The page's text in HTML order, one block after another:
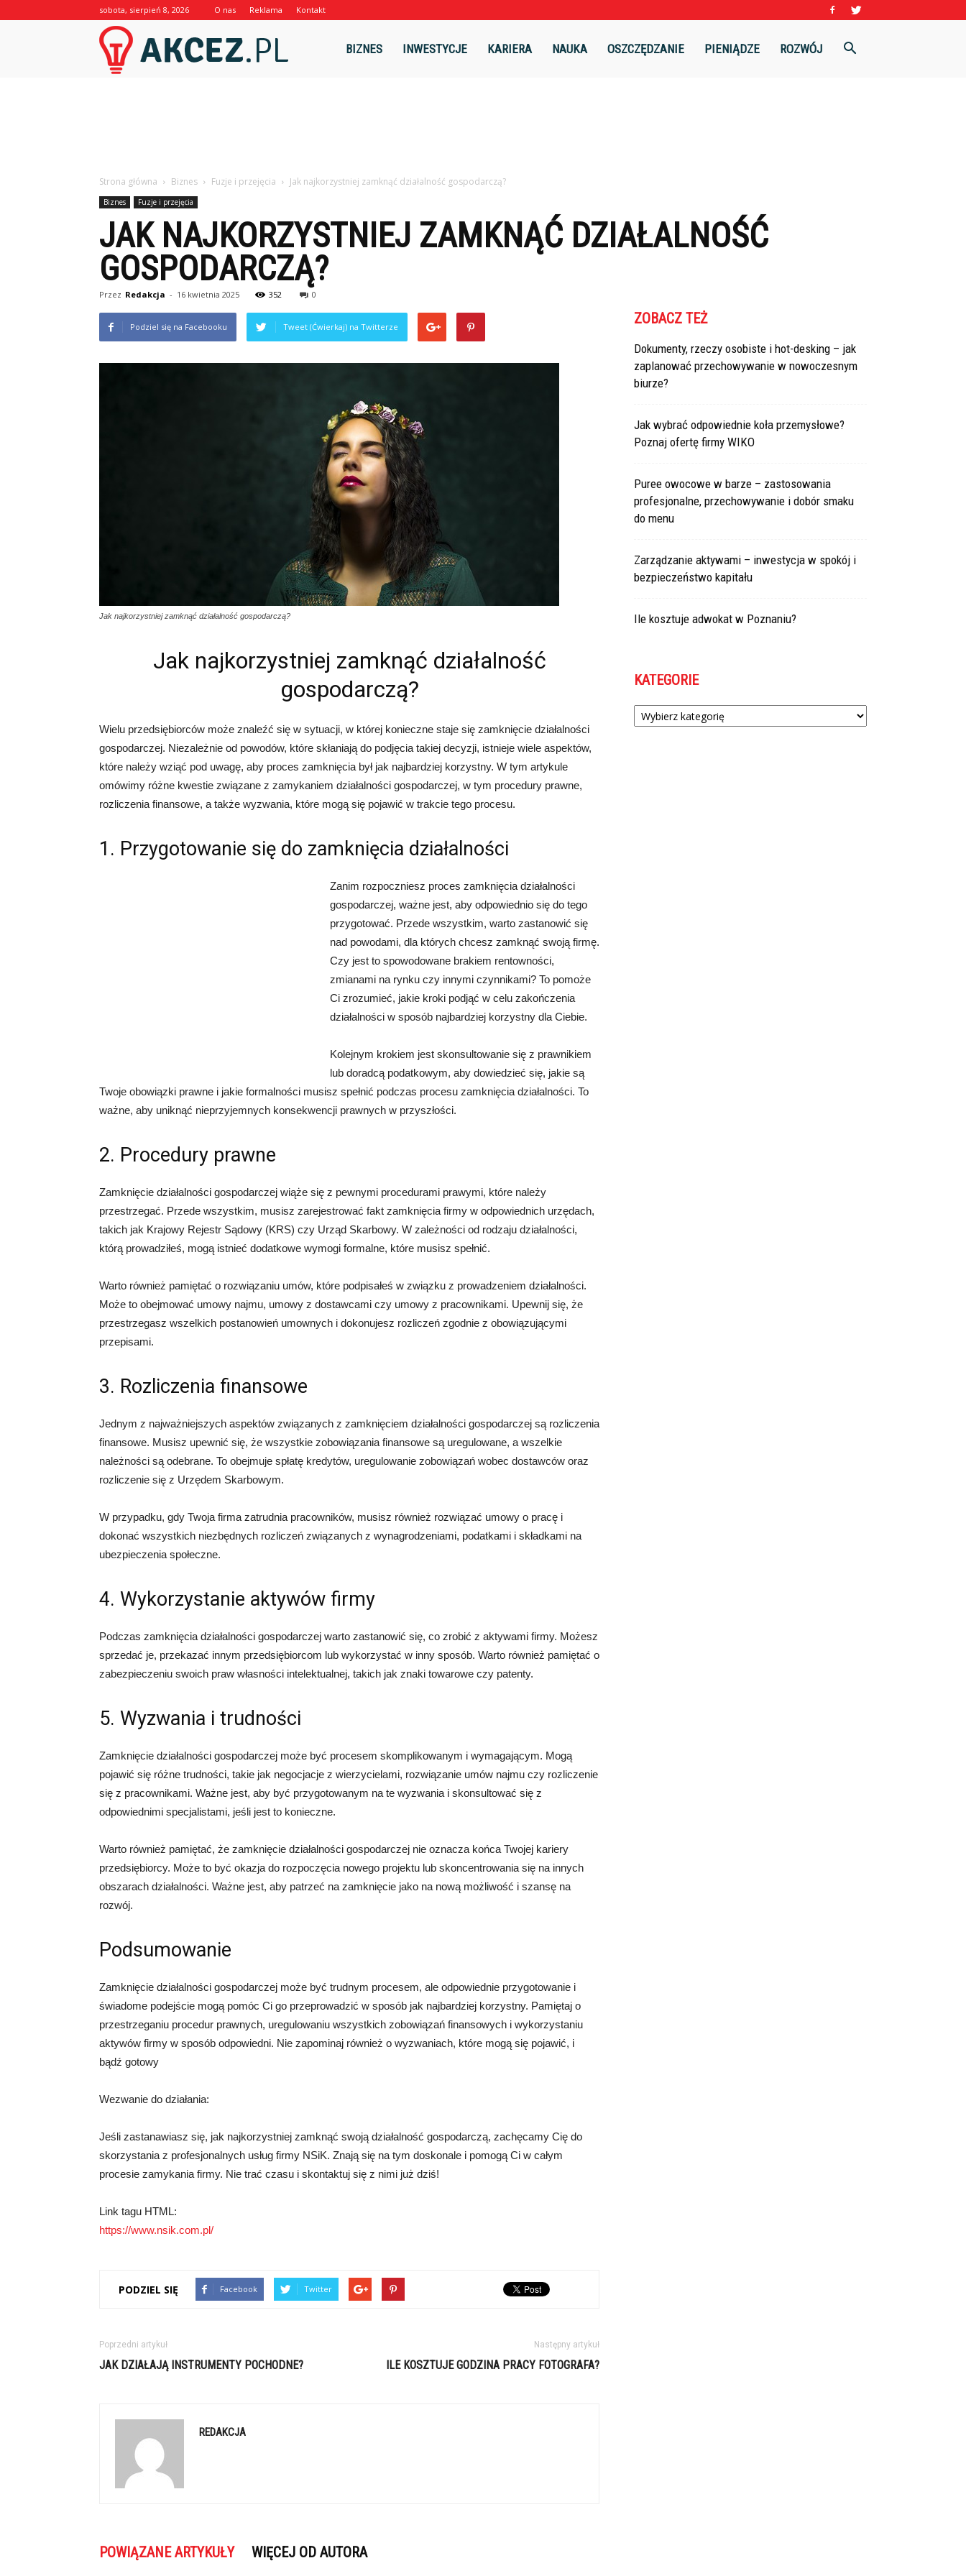
sobota, sierpień 8, 2026 O nas Reklama Kontakt
BIZNES INWESTYCJE KARIERA NAUKA OSZCZĘDZANIE PIENIĄDZE ROZWÓJ
Strona główna Biznes Fuzje i przejęcia Jak najkorzystniej zamknąć działalność gospodarczą?
Biznes Fuzje i przejęcia
JAK NAJKORZYSTNIEJ ZAMKNĄĆ DZIAŁALNOŚĆ
GOSPODARCZĄ?
Przez Redakcja - 16 kwietnia 2025 352 0
Podziel się na Facebooku Tweet (Ćwierkaj) na Twitterze
Jak najkorzystniej zamknąć działalność gospodarczą?
Jak najkorzystniej zamknąć działalność
gospodarczą?
Wielu przedsiębiorców może znaleźć się w sytuacji, w której konieczne staje się zamknięcie działalności
gospodarczej. Niezależnie od powodów, które skłaniają do podjęcia takiej decyzji, istnieje wiele aspektów,
które należy wziąć pod uwagę, aby proces zamknięcia był jak najbardziej korzystny. W tym artykule
omówimy różne kwestie związane z zamykaniem działalności gospodarczej, w tym procedury prawne,
rozliczenia finansowe, a także wyzwania, które mogą się pojawić w trakcie tego procesu.
1. Przygotowanie się do zamknięcia działalności
Zanim rozpoczniesz proces zamknięcia działalności
gospodarczej, ważne jest, aby odpowiednio się do tego
przygotować. Przede wszystkim, warto zastanowić się
nad powodami, dla których chcesz zamknąć swoją firmę.
Czy jest to spowodowane brakiem rentowności,
zmianami na rynku czy innymi czynnikami? To pomoże
Ci zrozumieć, jakie kroki podjąć w celu zakończenia
działalności w sposób najbardziej korzystny dla Ciebie.
Kolejnym krokiem jest skonsultowanie się z prawnikiem
lub doradcą podatkowym, aby dowiedzieć się, jakie są
Twoje obowiązki prawne i jakie formalności musisz spełnić podczas procesu zamknięcia działalności. To
ważne, aby uniknąć nieprzyjemnych konsekwencji prawnych w przyszłości.
2. Procedury prawne
Zamknięcie działalności gospodarczej wiąże się z pewnymi procedurami prawymi, które należy
przestrzegać. Przede wszystkim, musisz zarejestrować fakt zamknięcia firmy w odpowiednich urzędach,
takich jak Krajowy Rejestr Sądowy (KRS) czy Urząd Skarbowy. W zależności od rodzaju działalności,
którą prowadziłeś, mogą istnieć dodatkowe wymogi formalne, które musisz spełnić.
Warto również pamiętać o rozwiązaniu umów, które podpisałeś w związku z prowadzeniem działalności.
Może to obejmować umowy najmu, umowy z dostawcami czy umowy z pracownikami. Upewnij się, że
przestrzegasz wszelkich postanowień umownych i dokonujesz rozliczeń zgodnie z obowiązującymi
przepisami.
3. Rozliczenia finansowe
Jednym z najważniejszych aspektów związanych z zamknięciem działalności gospodarczej są rozliczenia
finansowe. Musisz upewnić się, że wszystkie zobowiązania finansowe są uregulowane, a wszelkie
należności są odebrane. To obejmuje spłatę kredytów, uregulowanie zobowiązań wobec dostawców oraz
rozliczenie się z Urzędem Skarbowym.
W przypadku, gdy Twoja firma zatrudnia pracowników, musisz również rozwiązać umowy o pracę i
dokonać wszystkich niezbędnych rozliczeń związanych z wynagrodzeniami, podatkami i składkami na
ubezpieczenia społeczne.
4. Wykorzystanie aktywów firmy
Podczas zamknięcia działalności gospodarczej warto zastanowić się, co zrobić z aktywami firmy. Możesz
sprzedać je, przekazać innym przedsiębiorcom lub wykorzystać w inny sposób. Warto również pamiętać o
zabezpieczeniu swoich praw własności intelektualnej, takich jak znaki towarowe czy patenty.
5. Wyzwania i trudności
Zamknięcie działalności gospodarczej może być procesem skomplikowanym i wymagającym. Mogą
pojawić się różne trudności, takie jak negocjacje z wierzycielami, rozwiązanie umów najmu czy rozliczenie
się z pracownikami. Ważne jest, aby być przygotowanym na te wyzwania i skonsultować się z
odpowiednimi specjalistami, jeśli jest to konieczne.
Warto również pamiętać, że zamknięcie działalności gospodarczej nie oznacza końca Twojej kariery
przedsiębiorcy. Może to być okazja do rozpoczęcia nowego projektu lub skoncentrowania się na innych
obszarach działalności. Ważne jest, aby patrzeć na zamknięcie jako na nową możliwość i szansę na
rozwój.
Podsumowanie
Zamknięcie działalności gospodarczej może być trudnym procesem, ale odpowiednie przygotowanie i
świadome podejście mogą pomóc Ci go przeprowadzić w sposób jak najbardziej korzystny. Pamiętaj o
przestrzeganiu procedur prawnych, uregulowaniu wszystkich zobowiązań finansowych i wykorzystaniu
aktywów firmy w sposób odpowiedni. Nie zapominaj również o wyzwaniach, które mogą się pojawić, i
bądź gotowy
Wezwanie do działania:
Jeśli zastanawiasz się, jak najkorzystniej zamknąć swoją działalność gospodarczą, zachęcamy Cię do
skorzystania z profesjonalnych usług firmy NSiK. Znają się na tym doskonale i pomogą Ci w całym
procesie zamykania firmy. Nie trać czasu i skontaktuj się z nimi już dziś!
Link tagu HTML:
https://www.nsik.com.pl/
PODZIEL SIĘ Facebook Twitter
Poprzedni artykuł
JAK DZIAŁAJĄ INSTRUMENTY POCHODNE?
Następny artykuł
ILE KOSZTUJE GODZINA PRACY FOTOGRAFA?
REDAKCJA
POWIĄZANE ARTYKUŁY WIĘCEJ OD AUTORA
ZOBACZ TEŻ
Dokumenty, rzeczy osobiste i hot-desking – jak
zaplanować przechowywanie w nowoczesnym
biurze?
Jak wybrać odpowiednie koła przemysłowe?
Poznaj ofertę firmy WIKO
Puree owocowe w barze – zastosowania
profesjonalne, przechowywanie i dobór smaku
do menu
Zarządzanie aktywami – inwestycja w spokój i
bezpieczeństwo kapitału
Ile kosztuje adwokat w Poznaniu?
KATEGORIE
Kategorie